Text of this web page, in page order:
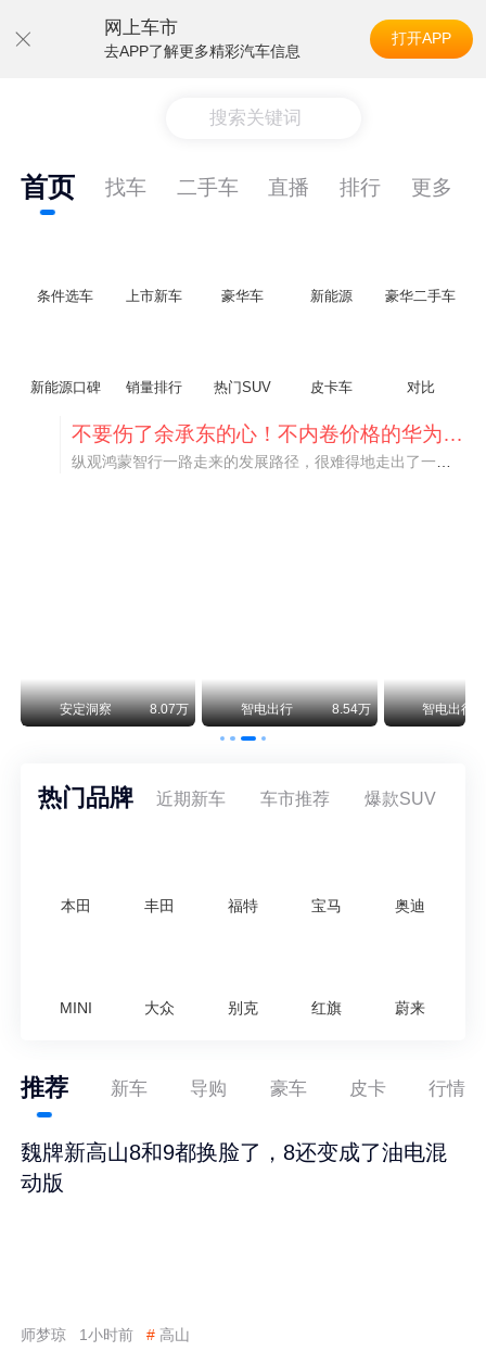
网上车市
去APP了解更多精彩汽车信息
打开APP
搜索关键词
首页 找车 二手车 直播 排行 更多
条件选车 上市新车 豪华车 新能源 豪华二手车
新能源口碑 销量排行 热门SUV 皮卡车 对比
不要伤了余承东的心！不内卷价格的华为，弥足珍贵！
安定洞察 8.07万 智电出行 8.54万 智电出行
热门品牌 近期新车 车市推荐 爆款SUV
本田 丰田 福特 宝马 奥迪
MINI 大众 别克 红旗 蔚来
推荐 新车 导购 豪车 皮卡 行情
魏牌新高山8和9都换脸了，8还变成了油电混
动版
师梦琼 1小时前 # 高山